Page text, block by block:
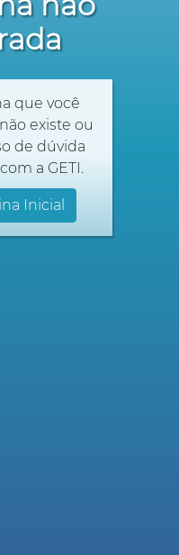
que você
existe ou
de dúvida
a GETI.
Inicial